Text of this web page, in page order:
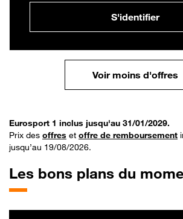
S'identifier
Voir moins d'offres
Eurosport 1 inclus jusqu'au 31/01/2029.
Prix des offres et offre de remboursement
jusqu’au 19/08/2026.
Les bons plans du